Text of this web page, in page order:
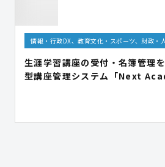
情報・行政DX、教育文化・スポーツ、財政・
生涯学習講座の受付・名簿管理
型講座管理システム「Next